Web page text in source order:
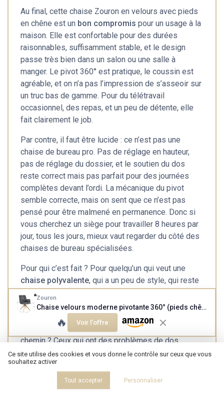
Au final, cette chaise Zouron en velours avec pieds
en chêne est un bon compromis pour un usage à la
maison. Elle est confortable pour des durées
raisonnables, suffisamment stable, et le design
passe très bien dans un salon ou une salle à
manger. Le pivot 360° est pratique, le coussin est
agréable, et on n’a pas l’impression de s’asseoir sur
un truc bas de gamme. Pour du télétravail
occasionnel, des repas, et un peu de détente, elle
fait clairement le job.
Par contre, il faut être lucide : ce n’est pas une
chaise de bureau pro. Pas de réglage en hauteur,
pas de réglage du dossier, et le soutien du dos
reste correct mais pas parfait pour des journées
complètes devant l’ordi. La mécanique du pivot
semble correcte, mais on sent que ce n’est pas
pensé pour être malmené en permanence. Donc si
vous cherchez un siège pour travailler 8 heures par
jour, tous les jours, mieux vaut regarder du côté des
chaises de bureau spécialisées.
Pour qui c’est fait ? Pour quelqu’un qui veut une
chaise polyvalente, qui a un peu de style, qui reste
confortable, et qui ne prend pas trop de place.
Idéale pour un coin bureau dans le salon, une petite
salle à manger, ou un studio où chaque meuble doit
servir à plusieurs choses. Qui devrait passer son
chemin ? Ceux qui ont des problèmes de dos
sérieux, ceux qui travaillent en full remote toute la
semaine, ou ceux qui veulent un produit ultra
premium. Dans les autres cas, c’est une option
franchement intéressante et cohérente avec son
Zouron
Chaise velours moderne pivotante 360° (pieds chêne) - Gris foncé
🔥 Voir l'offre
Ce site utilise des cookies et vous donne le contrôle sur ceux que vous
souhaitez activer
Tout accepter Personnaliser